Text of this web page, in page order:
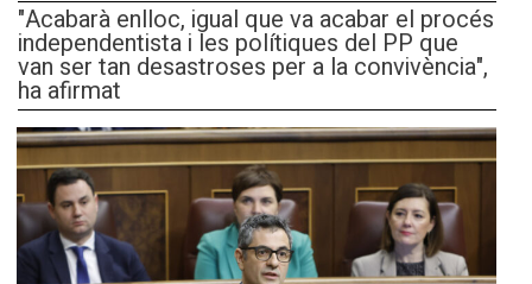
"Acabarà enlloc, igual que va acabar el procés
independentista i les polítiques del PP que
van ser tan desastroses per a la convivència",
ha afirmat